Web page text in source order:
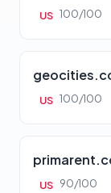
US 100/100
US 100/100
US 90/100